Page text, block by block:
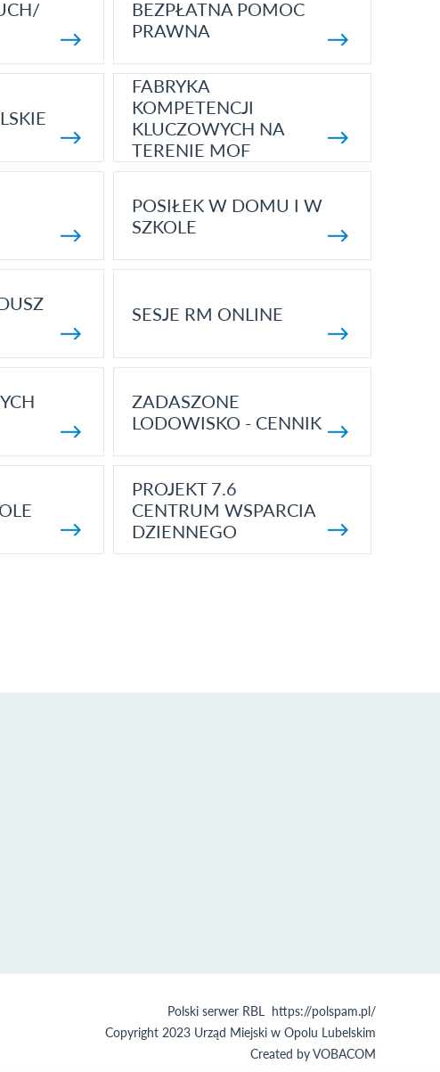
BEZPŁATNA POMOC
PRAWNA
FABRYKA
KOMPETENCJI
KLUCZOWYCH NA
TERENIE MOF
POSIŁEK W DOMU I W
SZKOLE
SESJE RM ONLINE
ZADASZONE
LODOWISKO - CENNIK
PROJEKT 7.6
CENTRUM WSPARCIA
DZIENNEGO
Polski serwer RBL https://polspam.pl/
Copyright 2023 Urząd Miejski w Opolu Lubelskim
Created byVOBACOM